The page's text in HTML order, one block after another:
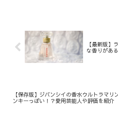
【最新版】
な香りがあ
【保存版】ジバンシイの香水ウルトラマリ
ンキーっぽい！？愛用芸能人や評価を紹介